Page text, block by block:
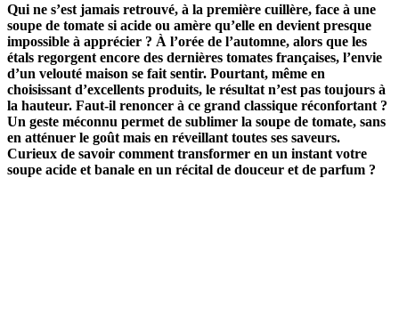
Qui ne s’est jamais retrouvé, à la première cuillère, face à une
soupe de tomate si acide ou amère qu’elle en devient presque
impossible à apprécier ? À l’orée de l’automne, alors que les
étals regorgent encore des dernières tomates françaises, l’envie
d’un velouté maison se fait sentir. Pourtant, même en
choisissant d’excellents produits, le résultat n’est pas toujours à
la hauteur. Faut-il renoncer à ce grand classique réconfortant ?
Un geste méconnu permet de sublimer la soupe de tomate, sans
en atténuer le goût mais en réveillant toutes ses saveurs.
Curieux de savoir comment transformer en un instant votre
soupe acide et banale en un récital de douceur et de parfum ?